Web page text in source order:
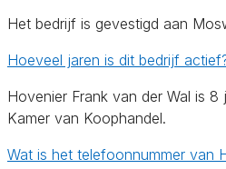
Het bedrijf is gevestigd aan
Hoeveel jaren is dit bedrijf
Hovenier Frank van der Wal is 8
Kamer van Koophandel.
Wat is het telefoonnummer van